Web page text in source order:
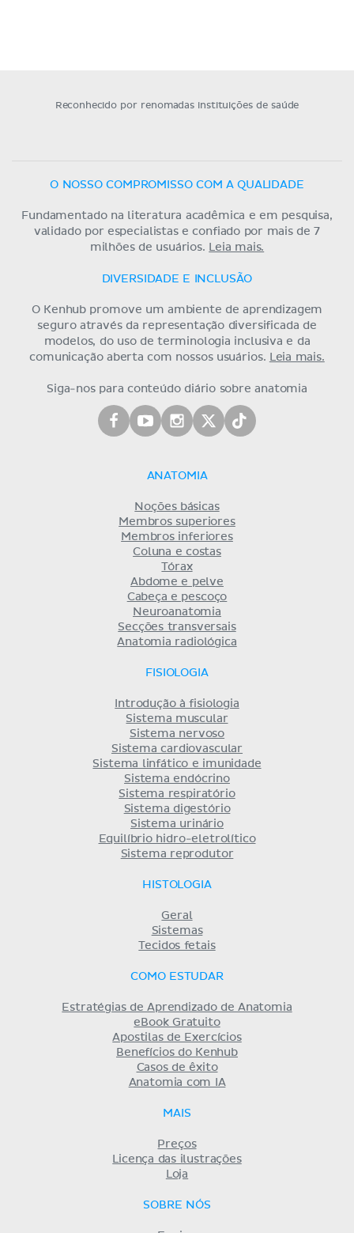
Reconhecido por renomadas instituições de saúde
O NOSSO COMPROMISSO COM A QUALIDADE
Fundamentado na literatura acadêmica e em pesquisa,
validado por especialistas e confiado por mais de 7
milhões de usuários.
Leia mais.
DIVERSIDADE E INCLUSÃO
O Kenhub promove um ambiente de aprendizagem
seguro através da representação diversificada de
modelos, do uso de terminologia inclusiva e da
comunicação aberta com nossos usuários.
Leia mais.
Siga-nos para conteúdo diário sobre anatomia
ANATOMIA
Noções básicas
Membros superiores
Membros inferiores
Coluna e costas
Tórax
Abdome e pelve
Cabeça e pescoço
Neuroanatomia
Secções transversais
Anatomia radiológica
FISIOLOGIA
Introdução à fisiologia
Sistema muscular
Sistema nervoso
Sistema cardiovascular
Sistema linfático e imunidade
Sistema endócrino
Sistema respiratório
Sistema digestório
Sistema urinário
Equilíbrio hidro-eletrolítico
Sistema reprodutor
HISTOLOGIA
Geral
Sistemas
Tecidos fetais
COMO ESTUDAR
Estratégias de Aprendizado de Anatomia
eBook Gratuito
Apostilas de Exercícios
Benefícios do Kenhub
Casos de êxito
Anatomia com IA
MAIS
Preços
Licença das ilustrações
Loja
SOBRE NÓS